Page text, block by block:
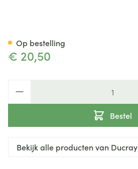
€ 20,50
Bestel
Op bestelling
Bekijk alle producten van Ducray